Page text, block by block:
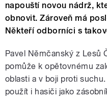
napouští novou nádrž,
obnovit. Zároveň má
Někteří odborníci s
Pavel Němčanský z Lesů
pomůže k opětovnému
oblasti a v boji proti
použít i hasiči jako